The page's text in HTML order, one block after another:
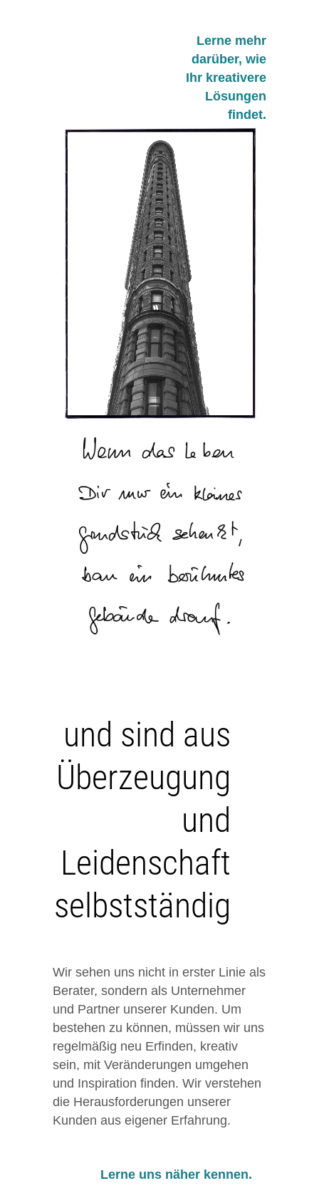
Lerne mehr
darüber, wie
Ihr kreativere
Lösungen
findet.
und sind aus
Überzeugung
und
Leidenschaft
selbstständig
Wir sehen uns nicht in erster Linie als
Berater, sondern als Unternehmer
und Partner unserer Kunden. Um
bestehen zu können, müssen wir uns
regelmäßig neu Erfinden, kreativ
sein, mit Veränderungen umgehen
und Inspiration finden. Wir verstehen
die Herausforderungen unserer
Kunden aus eigener Erfahrung.
Lerne uns näher kennen.